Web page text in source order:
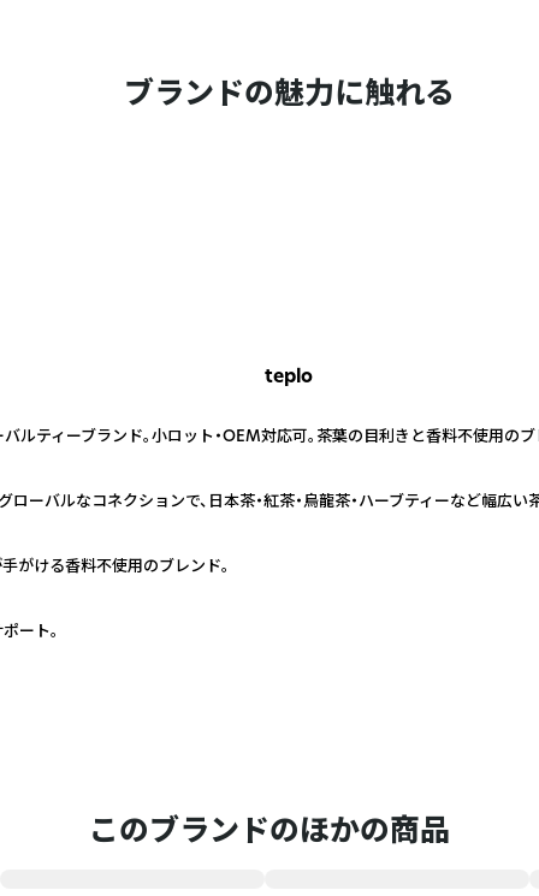
ブランドの魅力に触れる
teplo
ルティーブランド。小ロット・OEM対応可。茶葉の目利きと香料不使用の
ローバルなコネクションで、日本茶・紅茶・烏龍茶・ハーブティーなど幅広い
がける香料不使用のブレンド。
ート。
このブランドのほかの商品